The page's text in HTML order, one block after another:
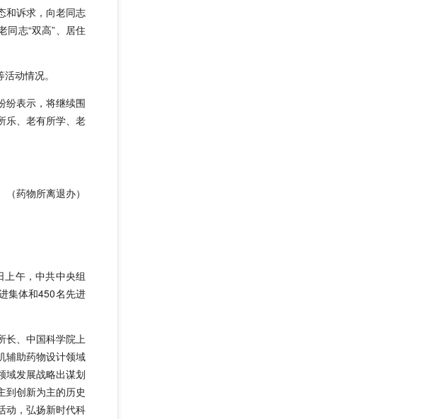
和诉求，向老同志
同志“双高”、居住
动情况。
纷表示，将继续围
乐、老有所学、老
（药物所离退办）
午，中共中央组
集体和450名先进
长、中国科学院上
辅助药物设计领域
域发展战略出谋划
到创新为主的历史
动，弘扬新时代科